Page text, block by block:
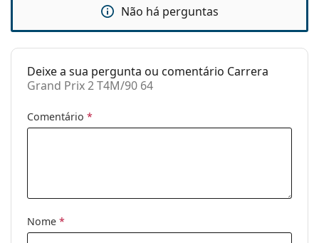
Sim
Pano de
limpeza:
Sim
Outros
Género:
Unisex
Categoria:
Não há perguntas
Deixe a sua pergunta ou comentário Carrera
Grand Prix 2 T4M/90 64
Comentário *
Nome *